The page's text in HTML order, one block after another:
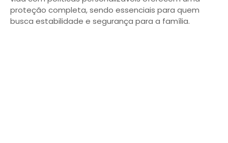
proteção completa, sendo essenciais para quem
busca estabilidade e segurança para a família.